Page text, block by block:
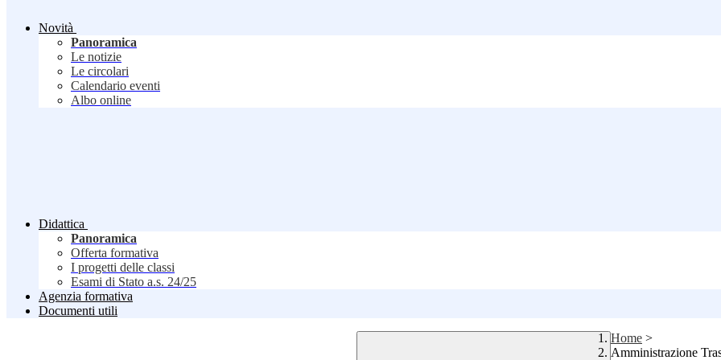
Novità
Panoramica
Le notizie
Le circolari
Calendario eventi
Albo online
Didattica
Panoramica
Offerta formativa
I progetti delle classi
Esami di Stato a.s. 24/25
Agenzia formativa
Documenti utili
Home >
Amministrazione